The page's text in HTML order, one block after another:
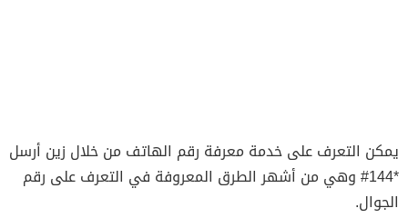
يمكن التعرف على خدمة معرفة رقم الهاتف من خلال زين أرسل
*144# وهي من أشهر الطرق المعروفة في التعرف على رقم
الجوال.